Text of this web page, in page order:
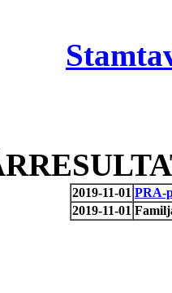
2019-11-01 PRA-
2019-11-01